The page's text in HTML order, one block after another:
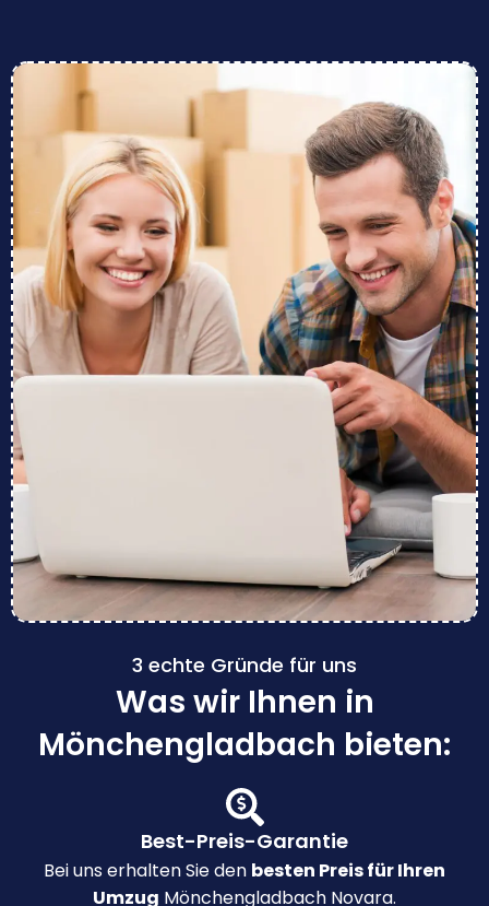
3 echte Gründe für uns
Was wir Ihnen in
Mönchengladbach bieten:
Best-Preis-Garantie
Bei uns erhalten Sie den besten Preis für Ihren
Umzug Mönchengladbach Novara.